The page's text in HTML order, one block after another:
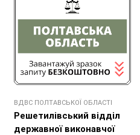
ВДВС ПОЛТАВСЬКОЇ ОБЛАСТІ
Решетилівський відділ
державної виконавчої